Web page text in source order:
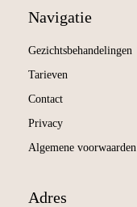
Navigatie
Gezichtsbehandelingen
Tarieven
Contact
Privacy
Algemene voorwaarden
Adres